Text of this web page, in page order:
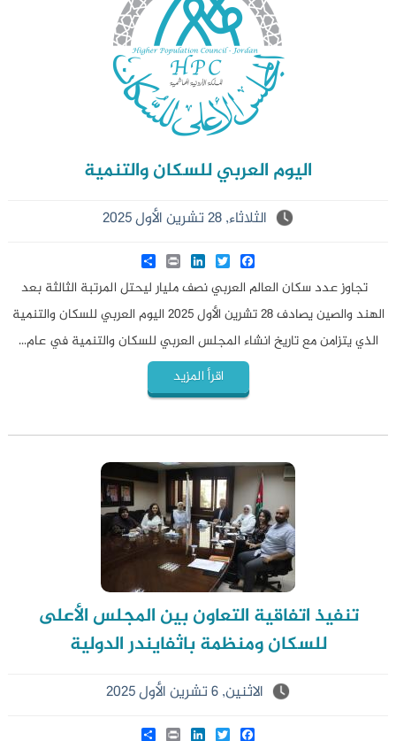
اليوم العربي للسكان والتنمية
الثلاثاء, 28 تشرين الأول 2025
Facebook
Twitter
LinkedIn
Print
تجاوز عدد سكان العالم العربي نصف مليار ليحتل المرتبة الثالثة بعد
الهند والصين يصادف 28 تشرين الأول 2025 اليوم العربي للسكان والتنمية
الذي يتزامن مع تاريخ انشاء المجلس العربي للسكان والتنمية في عام...
اقرأ المزيد
تنفيذ اتفاقية التعاون بين المجلس الأعلى
للسكان ومنظمة باثفايندر الدولية
الاثنين, 6 تشرين الأول 2025
Facebook
Twitter
LinkedIn
Print